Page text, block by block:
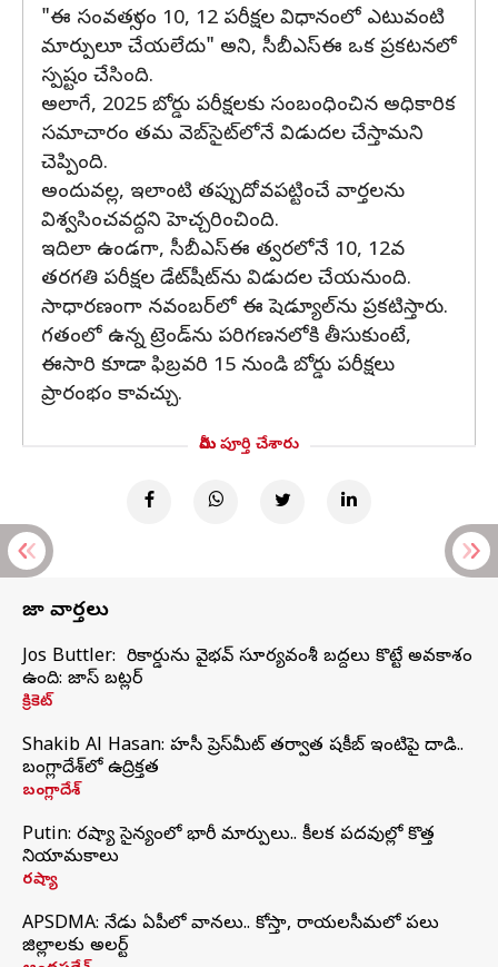
"ఈ సంవత్సరం 10, 12 పరీక్షల విధానంలో ఎటువంటి
మార్పులూ చేయలేదు" అని, సీబీఎస్‌ఈ ఒక ప్రకటనలో
స్పష్టం చేసింది.
అలాగే, 2025 బోర్డు పరీక్షలకు సంబంధించిన అధికారిక
సమాచారం తమ వెబ్‌సైట్‌లోనే విడుదల చేస్తామని
చెప్పింది.
అందువల్ల, ఇలాంటి తప్పుదోవపట్టించే వార్తలను
విశ్వసించవద్దని హెచ్చరించింది.
ఇదిలా ఉండగా, సీబీఎస్‌ఈ త్వరలోనే 10, 12వ
తరగతి పరీక్షల డేట్‌షీట్‌ను విడుదల చేయనుంది.
సాధారణంగా నవంబర్‌లో ఈ షెడ్యూల్‌ను ప్రకటిస్తారు.
గతంలో ఉన్న ట్రెండ్‌ను పరిగణనలోకి తీసుకుంటే,
ఈసారి కూడా ఫిబ్రవరి 15 నుండి బోర్డు పరీక్షలు
ప్రారంభం కావచ్చు.
మీరు పూర్తి చేశారు
తాజా వార్తలు
Jos Buttler: నా రికార్డును వైభవ్ సూర్యవంశీ బద్దలు కొట్టే అవకాశం
ఉంది: జాస్ బట్లర్
క్రికెట్
Shakib Al Hasan: హసీనా ప్రెస్‌మీట్‌ తర్వాత షకీబ్‌ ఇంటిపై దాడి..
బంగ్లాదేశ్‌లో ఉద్రిక్తత
బంగ్లాదేశ్
Putin: రష్యా సైన్యంలో భారీ మార్పులు.. కీలక పదవుల్లో కొత్త
నియామకాలు
రష్యా
APSDMA: నేడు ఏపీలో వానలు.. కోస్తా, రాయలసీమలో పలు
జిల్లాలకు అలర్ట్